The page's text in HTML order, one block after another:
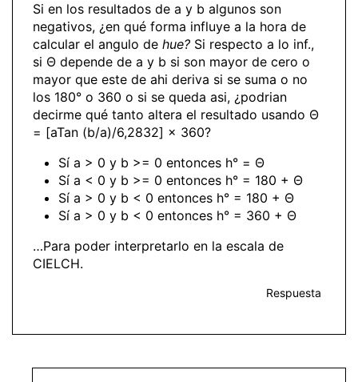
Si en los resultados de a y b algunos son
negativos, ¿en qué forma influye a la hora de
calcular el angulo de hue? Si respecto a lo inf.,
si Θ depende de a y b si son mayor de cero o
mayor que este de ahi deriva si se suma o no
los 180° o 360 o si se queda asi, ¿podrian
decirme qué tanto altera el resultado usando Θ
= [aTan (b/a)/6,2832] × 360?
Sí a > 0 y b >= 0 entonces h° = Θ
Sí a < 0 y b >= 0 entonces h° = 180 + Θ
Sí a > 0 y b < 0 entonces h° = 180 + Θ
Sí a > 0 y b < 0 entonces h° = 360 + Θ
…Para poder interpretarlo en la escala de
CIELCH.
Respuesta